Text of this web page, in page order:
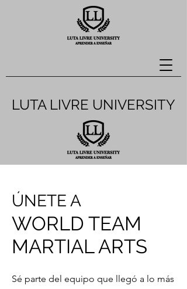
LUTA LIVRE UNIVERSITY
ÚNETE A
WORLD TEAM
MARTIAL ARTS
Sé parte del equipo que llegó a lo más